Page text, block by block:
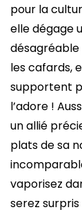
pour la
elle dégage
désagréable
les cafards,
supportent
l’adore !
un allié
plats de sa
vaporisez
serez